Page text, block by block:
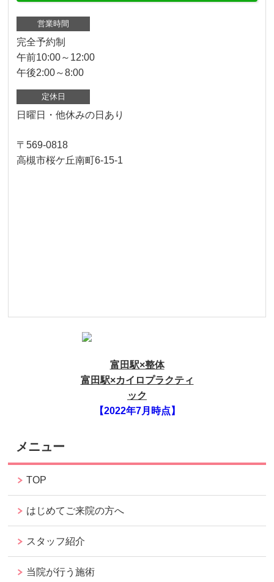
営業時間
完全予約制
午前10:00～12:00
午後2:00～8:00
定休日
日曜日・他休みの日あり
〒569-0818
高槻市桜ケ丘南町6-15-1
富田駅×整体
富田駅×カイロプラクティ
ック
【2022年7月時点】
メニュー
TOP
はじめてご来院の方へ
スタッフ紹介
当院が行う施術